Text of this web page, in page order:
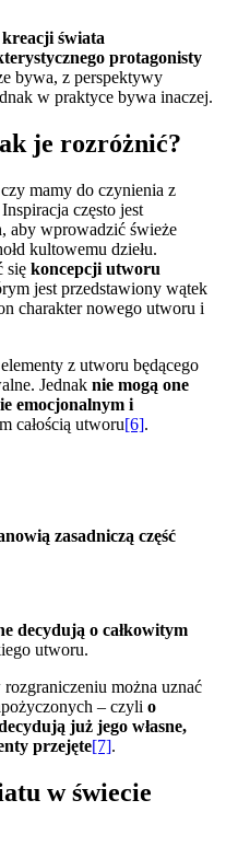
świata
protagonisty
bywa, z perspektywy
w praktyce bywa inaczej.
je rozróżnić?
mamy do czynienia z
często jest
aby wprowadzić świeże
kultowemu dziełu.
się koncepcji utworu
jest przedstawiony wątek
charakter nowego utworu i
z utworu będącego
Jednak nie mogą one
emocjonalnym i
całością utworu[6].
zasadniczą część
decydują o całkowitym
utworu.
można uznać
– czyli o
już jego własne,
przejęte[7].
w świecie